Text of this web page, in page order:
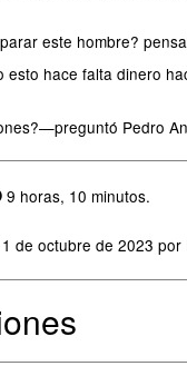
este hombre?
hace falta dinero
Pedro
9 horas, 10 minutos.
de octubre de 2023 por